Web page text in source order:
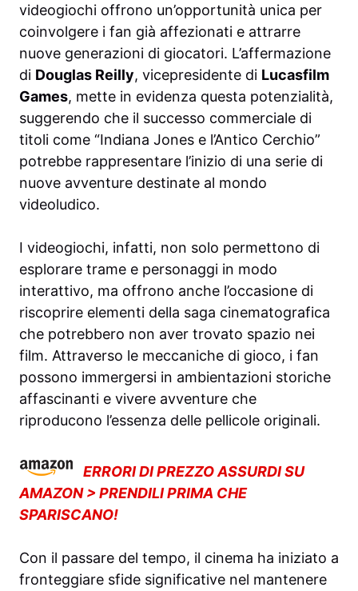
videogiochi offrono un’opportunità unica per
coinvolgere i fan già affezionati e attrarre
nuove generazioni di giocatori. L’affermazione
di Douglas Reilly, vicepresidente di Lucasfilm
Games, mette in evidenza questa potenzialità,
suggerendo che il successo commerciale di
titoli come “Indiana Jones e l’Antico Cerchio”
potrebbe rappresentare l’inizio di una serie di
nuove avventure destinate al mondo
videoludico.
I videogiochi, infatti, non solo permettono di
esplorare trame e personaggi in modo
interattivo, ma offrono anche l’occasione di
riscoprire elementi della saga cinematografica
che potrebbero non aver trovato spazio nei
film. Attraverso le meccaniche di gioco, i fan
possono immergersi in ambientazioni storiche
affascinanti e vivere avventure che
riproducono l’essenza delle pellicole originali.
ERRORI DI PREZZO ASSURDI SU
AMAZON > PRENDILI PRIMA CHE
SPARISCANO!
Con il passare del tempo, il cinema ha iniziato a
fronteggiare sfide significative nel mantenere